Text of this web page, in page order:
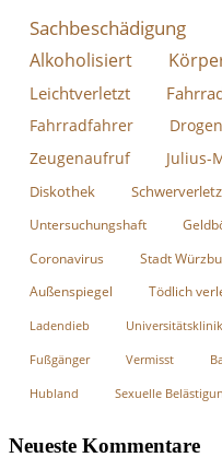
Sachbeschädigung
Alkoholisiert
Leichtverletzt
Fahrradfahrer Drogen
Zeugenaufruf
Julius-
Diskothek
Untersuchungshaft
Coronavirus
Stadt
Außenspiegel Tödlich
Ladendieb
Fußgänger Vermisst
Hubland Sexuelle
Neueste Kommentare